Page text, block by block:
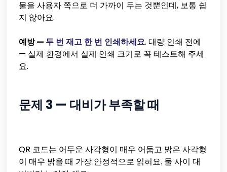
물을 사용자 쪽으로 더 가까이 두는 것뿐인데, 보통 쉽
지 않아요.
예방 — 두 번 재고 한 번 인쇄하세요. 대량 인쇄 전에
— 실제 환경에서 실제 인쇄 크기로 꼭 테스트해 주세
요.
문제 3 — 대비가 부족할 때
QR 코드는 어두운 사각형이 매우 어둡고 밝은 사각형
이 매우 밝을 때 가장 안정적으로 읽혀요. 둘 사이 대